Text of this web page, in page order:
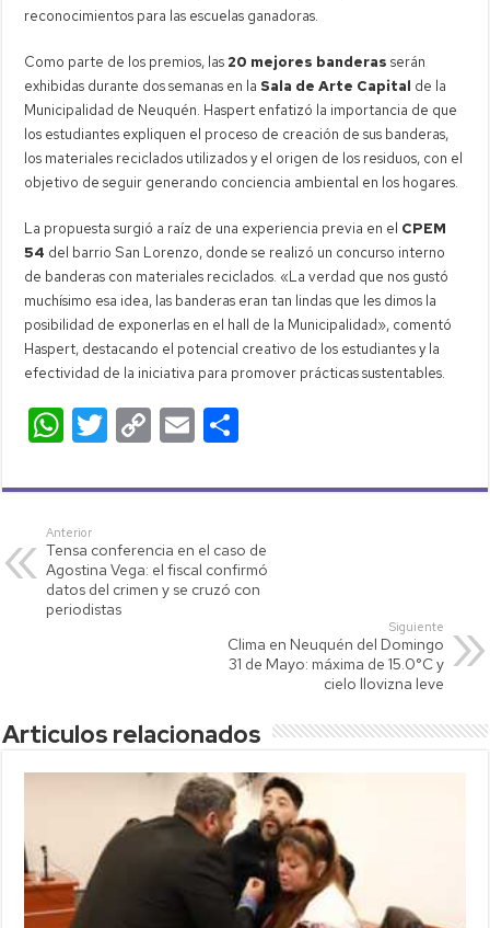
reconocimientos para las escuelas ganadoras.
Como parte de los premios, las 20 mejores banderas serán
exhibidas durante dos semanas en la Sala de Arte Capital de la
Municipalidad de Neuquén. Haspert enfatizó la importancia de que
los estudiantes expliquen el proceso de creación de sus banderas,
los materiales reciclados utilizados y el origen de los residuos, con el
objetivo de seguir generando conciencia ambiental en los hogares.
La propuesta surgió a raíz de una experiencia previa en el CPEM
54 del barrio San Lorenzo, donde se realizó un concurso interno
de banderas con materiales reciclados. «La verdad que nos gustó
muchísimo esa idea, las banderas eran tan lindas que les dimos la
posibilidad de exponerlas en el hall de la Municipalidad», comentó
Haspert, destacando el potencial creativo de los estudiantes y la
efectividad de la iniciativa para promover prácticas sustentables.
W
at
s
A
p
T
tt
C
p
Li
nk
E
ail m
ar
tir
Anterior
Tensa conferencia en el caso de
Agostina Vega: el fiscal confirmó
datos del crimen y se cruzó con
periodistas
Siguiente
Clima en Neuquén del Domingo
31 de Mayo: máxima de 15.0°C y
cielo llovizna leve
Articulos relacionados